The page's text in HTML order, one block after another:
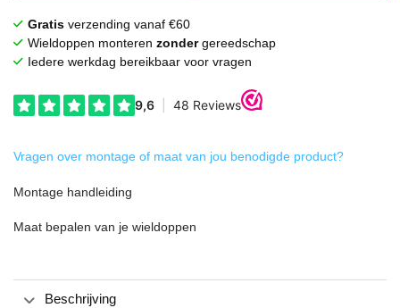
Gratis verzending vanaf €60
Wieldoppen monteren zondergereedschap
Iedere werkdag bereikbaar voor vragen
Vragen over montage of maat van jou benodigde product?
Montage handleiding
Maat bepalen van je wieldoppen
Beschrijving